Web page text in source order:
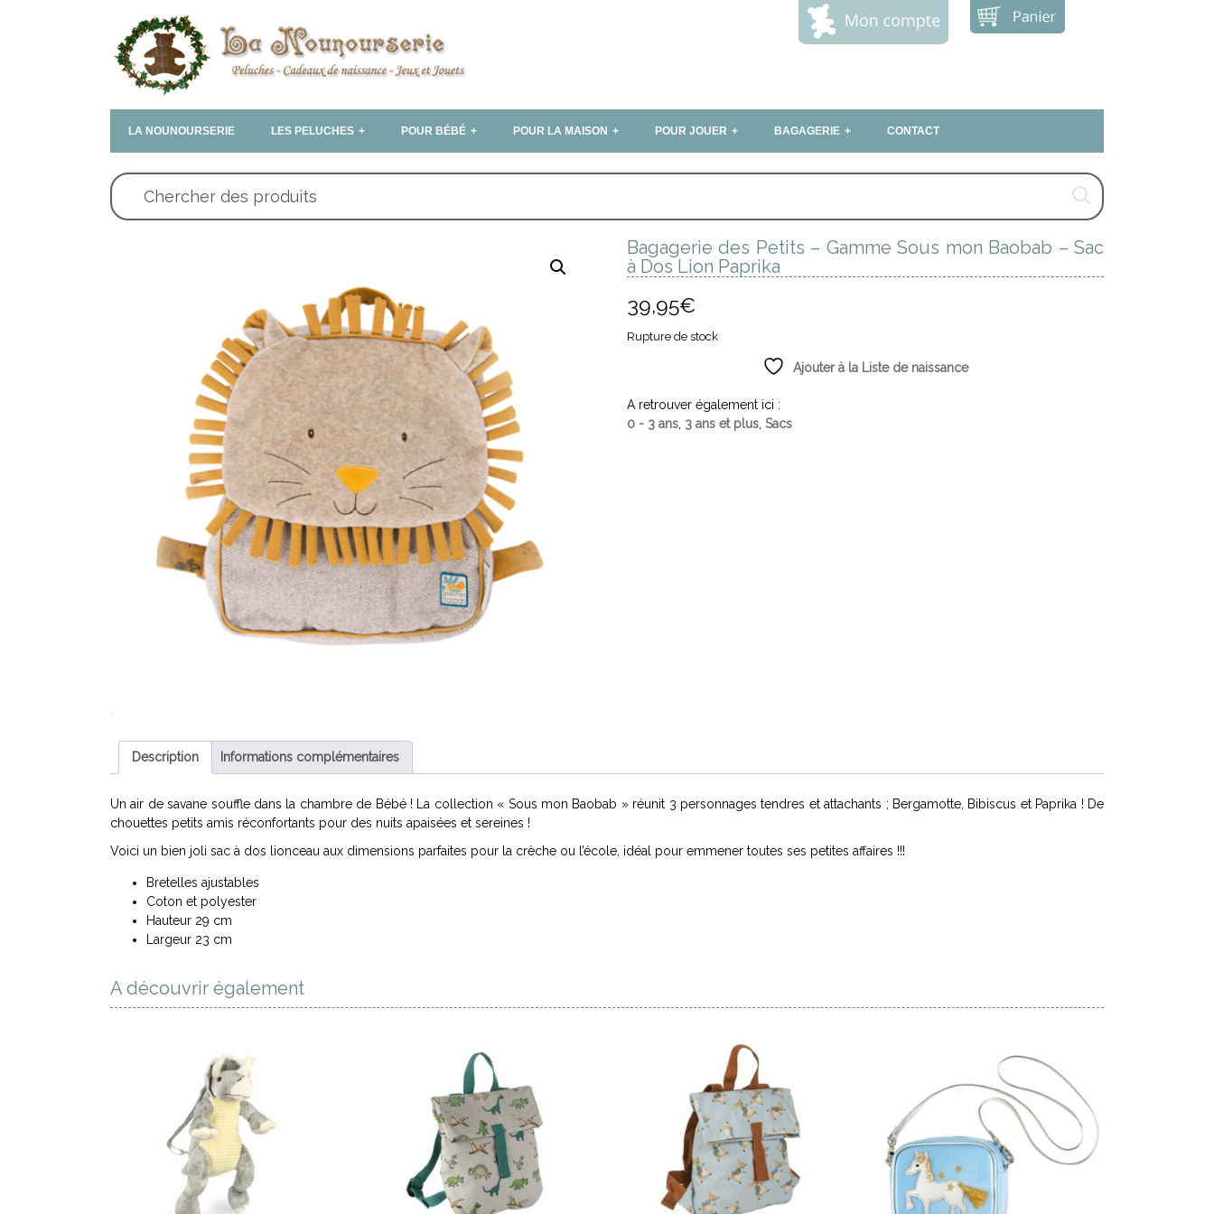
LA NOUNOURSERIE LES PELUCHES POUR BÉBÉ POUR LA MAISON POUR JOUER BAGAGERIE CONTACT
Chercher des produits
Bagagerie des Petits – Gamme Sous mon Baobab – Sac
à Dos Lion Paprika
39,95€
Rupture de stock
Ajouter à la Liste de naissance
A retrouver également ici :
0 - 3 ans 3 ans et plus Sacs
Description Informations complémentaires
Un air de savane souffle dans la chambre de Bébé ! La collection « Sous mon Baobab » réunit 3 personnages tendres et attachants ; Bergamotte, Bibiscus et Paprika ! De
chouettes petits amis réconfortants pour des nuits apaisées et sereines !
Voici un bien joli sac à dos lionceau aux dimensions parfaites pour la crèche ou l’école, idéal pour emmener toutes ses petites affaires !!!
Bretelles ajustables
Coton et polyester
Hauteur 29 cm
Largeur 23 cm
A découvrir également